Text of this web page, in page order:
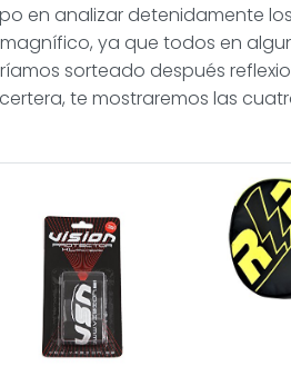
en analizar detenidamente
ya que todos en
sorteado después
te mostraremos las